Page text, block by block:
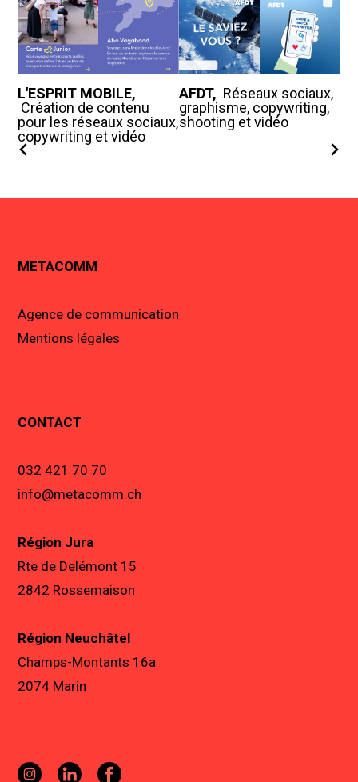
L'ESPRIT MOBILE,
Création de contenu
pour les réseaux sociaux,
copywriting et vidéo
AFDT, Réseaux sociaux,
graphisme, copywriting,
shooting et vidéo
METACOMM
Agence de communication
Mentions légales
CONTACT
032 421 70 70
info@metacomm.ch
Région Jura
Rte de Delémont 15
2842 Rossemaison
Région Neuchâtel
Champs-Montants 16a
2074 Marin